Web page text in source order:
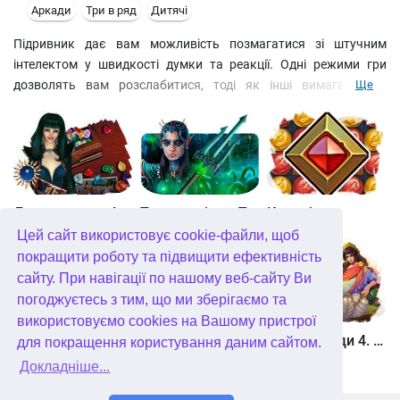
Цей сайт використовує cookie-файли, щоб
покращити роботу та підвищити ефективність
сайту. При навігації по нашому веб-сайту Ви
погоджуєтесь з тим, що ми зберігаємо та
використовуємо cookies на Вашому пристрої
для покращення користування даним сайтом.
Докладніше...
Аркади Три в ряд Дитячі
Підривник дає вам можливість позмагатися зі штучним
інтелектом у швидкості думки та реакції. Одні режими гри
дозволять вам розслабитися, тоді як інші вимагатимуть
віч-на-віч? Зберіться! Вам знадобляться навички
Ще
Джевел матч 4 Таємне місто. Підводне царство. колекційне видання Квадріум
Зберігач рун Мундус. Неможливий всесвіт Герої Еллади 4. Народження міфу